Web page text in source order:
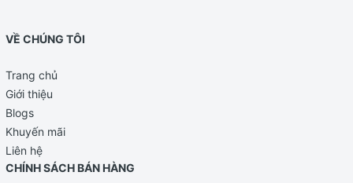
VỀ CHÚNG TÔI
Trang chủ
Giới thiệu
Blogs
Khuyến mãi
Liên hệ
CHÍNH SÁCH BÁN HÀNG